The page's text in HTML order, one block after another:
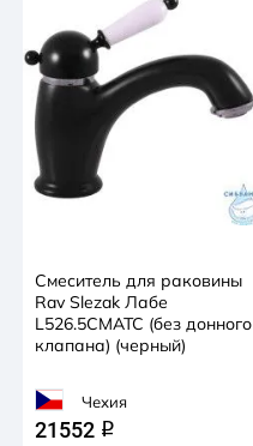
Смеситель для раковины
Rav Slezak Лабе
L526.5CMATC (без донного
клапана) (черный)
Чехия
21552 q